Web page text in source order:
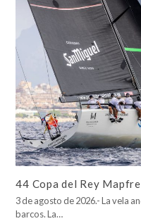
44 Copa del Rey Mapfre
3 de agosto de 2026.- La vela
barcos. La…